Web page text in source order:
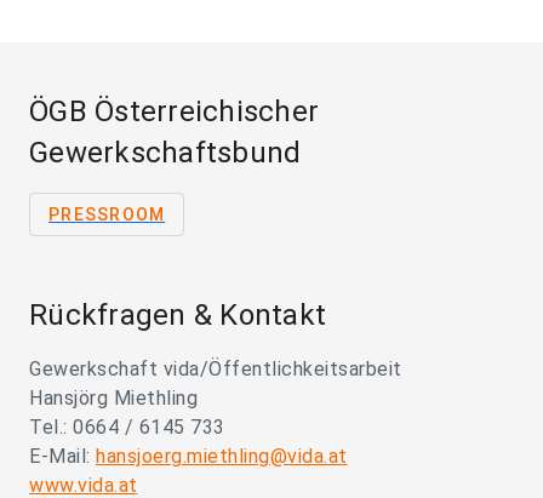
ÖGB Österreichischer
Gewerkschaftsbund
PRESSROOM
Rückfragen & Kontakt
Gewerkschaft vida/Öffentlichkeitsarbeit
Hansjörg Miethling
Tel.: 0664 / 6145 733
E-Mail: hansjoerg.miethling@vida.at
www.vida.at